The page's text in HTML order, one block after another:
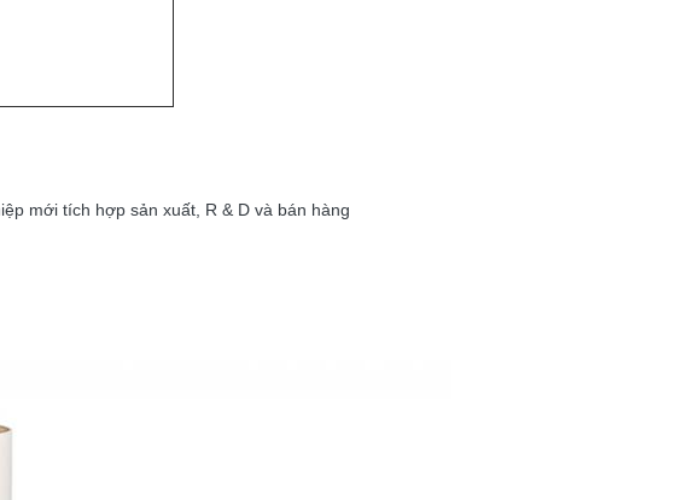
mới tích hợp sản xuất, R & D và bán hàng